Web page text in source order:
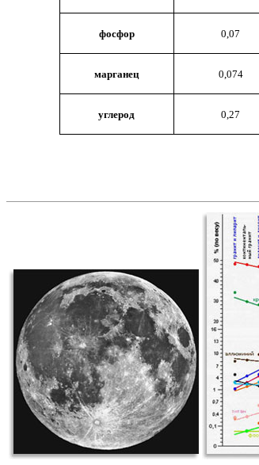
фосфор 0,07
марганец 0,074
углерод 0,27